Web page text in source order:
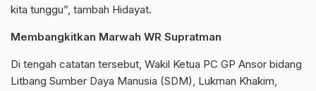
kita tunggu”, tambah Hidayat.
Membangkitkan Marwah WR Supratman
Di tengah catatan tersebut, Wakil Ketua PC GP Ansor bidang
Litbang Sumber Daya Manusia (SDM), Lukman Khakim,